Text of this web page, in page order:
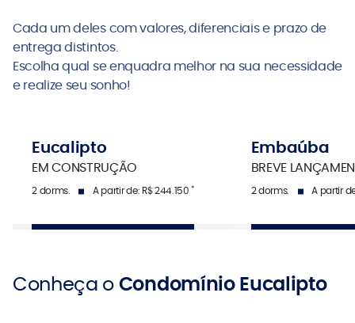
Cada um deles com valores, diferenciais e prazo de
entrega distintos.
Escolha qual se enquadra melhor na sua necessidade
e realize seu sonho!
Eucalipto
EM CONSTRUÇÃO
2 dorms. A partir de: R$ 244.150*
Embaúba
BREVE
2 dorms. A partir
Conheça oCondomínio Eucalipto